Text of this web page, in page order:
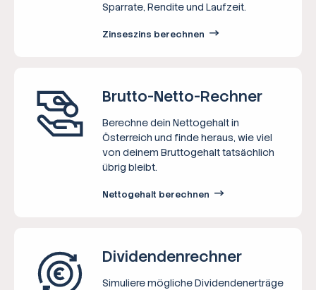
Sparrate, Rendite und Laufzeit.
Zinseszins berechnen
Brutto-Netto-­Rechner
Berechne dein Nettogehalt in
Österreich und finde heraus, wie viel
von deinem Bruttogehalt tatsächlich
übrig bleibt.
Nettogehalt berechnen
Dividenden­rechner
Simuliere mögliche Dividendenerträge